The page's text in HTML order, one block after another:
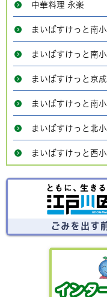
中華料理 永楽
まいばすけっと南
まいばすけっと南
まいばすけっと京
まいばすけっと南
まいばすけっと北
まいばすけっと西